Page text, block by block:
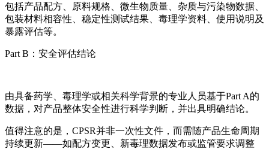
包括产品配方、原料规格、微生物质量、杂质与污染物数据、
包装材料相容性、稳定性测试结果、毒理学资料、使用说明及
暴露评估等。
Part B：安全评估结论
由具备药学、毒理学或相关科学背景的专业人员基于Part A的
数据，对产品整体安全性进行科学判断，并出具明确结论。
值得注意的是，CPSR并非一次性文件，而需随产品生命周期
持续更新——如配方变更、新毒理数据发布或监管要求调整